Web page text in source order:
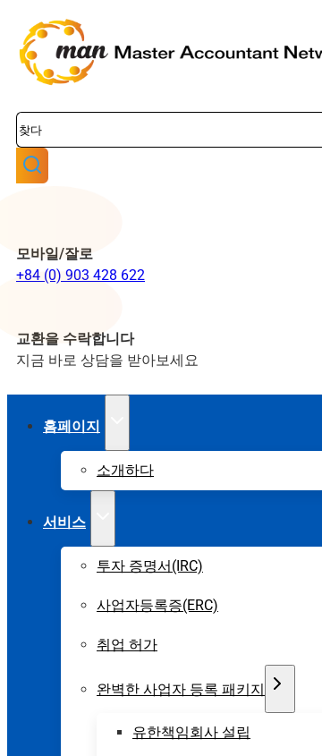
검
색
모바일/잘로
+84 (0) 903 428 622
교환을 수락합니다
지금 바로 상담을 받아보세요
홈페이지
소개하다
서비스
투자 증명서(IRC)
사업자등록증(ERC)
취업 허가
완벽한 사업자 등록 패키지
유한책임회사 설립